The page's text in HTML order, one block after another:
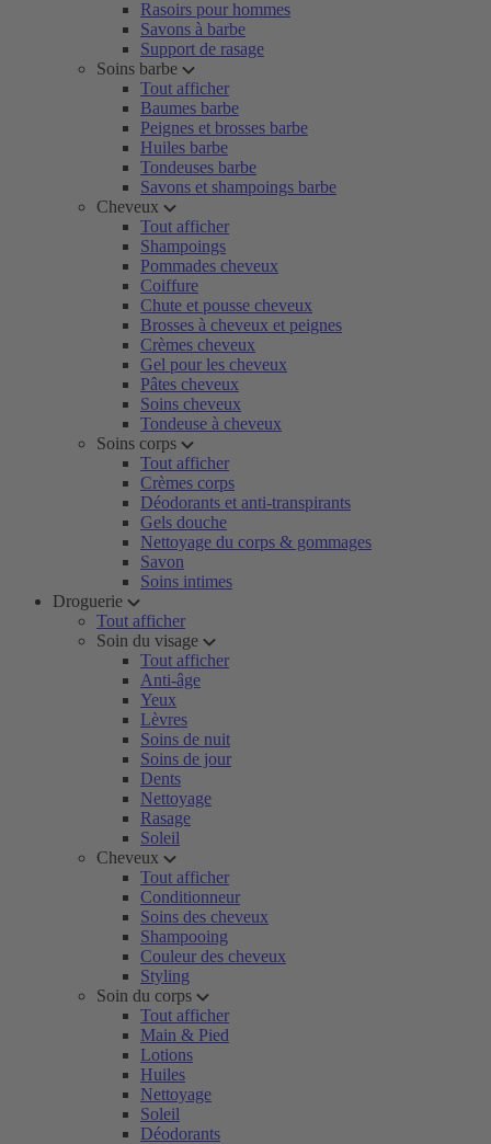
Rasoirs pour hommes
Savons à barbe
Support de rasage
Soins barbe
Tout afficher
Baumes barbe
Peignes et brosses barbe
Huiles barbe
Tondeuses barbe
Savons et shampoings barbe
Cheveux
Tout afficher
Shampoings
Pommades cheveux
Coiffure
Chute et pousse cheveux
Brosses à cheveux et peignes
Crèmes cheveux
Gel pour les cheveux
Pâtes cheveux
Soins cheveux
Tondeuse à cheveux
Soins corps
Tout afficher
Crèmes corps
Déodorants et anti-transpirants
Gels douche
Nettoyage du corps & gommages
Savon
Soins intimes
Droguerie
Tout afficher
Soin du visage
Tout afficher
Anti-âge
Yeux
Lèvres
Soins de nuit
Soins de jour
Dents
Nettoyage
Rasage
Soleil
Cheveux
Tout afficher
Conditionneur
Soins des cheveux
Shampooing
Couleur des cheveux
Styling
Soin du corps
Tout afficher
Main & Pied
Lotions
Huiles
Nettoyage
Soleil
Déodorants